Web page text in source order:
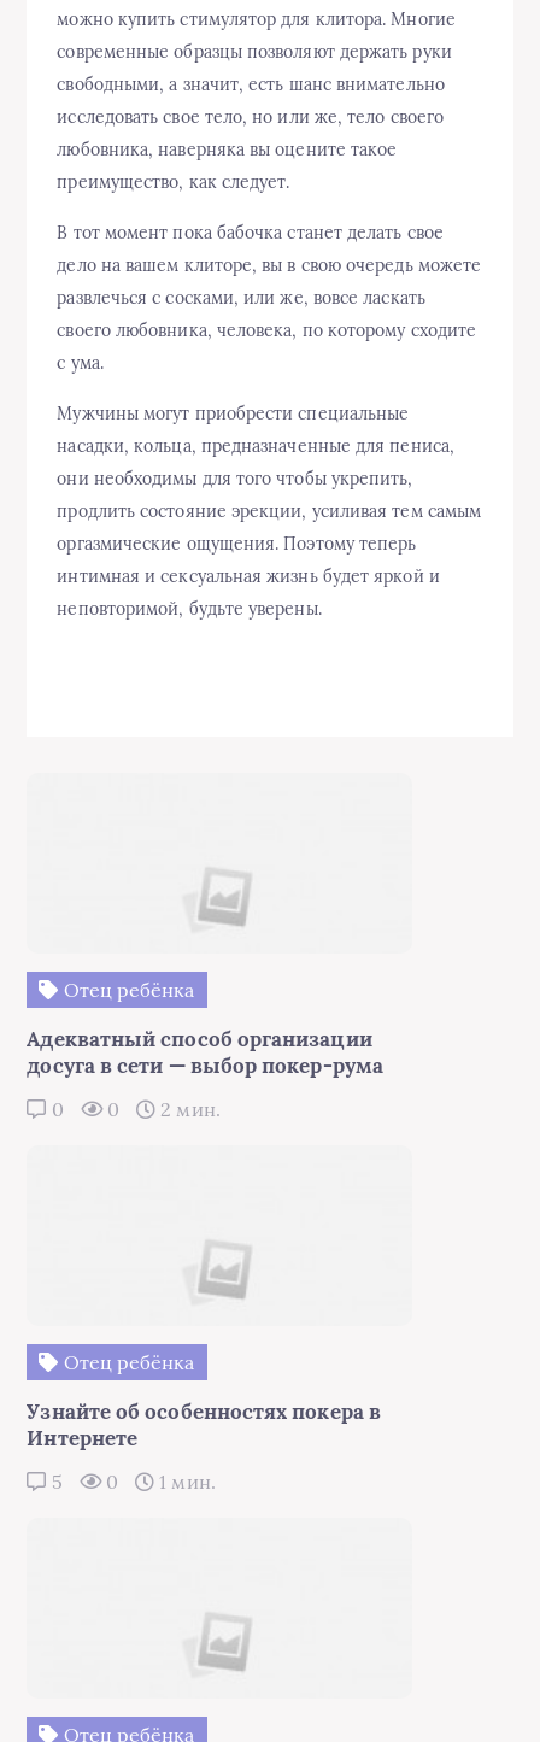
можно купить стимулятор для клитора. Многие
современные образцы позволяют держать руки
свободными, а значит, есть шанс внимательно
исследовать свое тело, но или же, тело своего
любовника, наверняка вы оцените такое
преимущество, как следует.
В тот момент пока бабочка станет делать свое
дело на вашем клиторе, вы в свою очередь можете
развлечься с сосками, или же, вовсе ласкать
своего любовника, человека, по которому сходите
с ума.
Мужчины могут приобрести специальные
насадки, кольца, предназначенные для пениса,
они необходимы для того чтобы укрепить,
продлить состояние эрекции, усиливая тем самым
оргазмические ощущения. Поэтому теперь
интимная и сексуальная жизнь будет яркой и
неповторимой, будьте уверены.
Отец ребёнка
Адекватный способ организации
досуга в сети — выбор покер-рума
0 0 2 мин.
Отец ребёнка
Узнайте об особенностях покера в
Интернете
5 0 1 мин.
Отец ребёнка